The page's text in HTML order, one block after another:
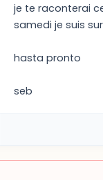
je te raconterai
samedi je suis
hasta pronto
seb